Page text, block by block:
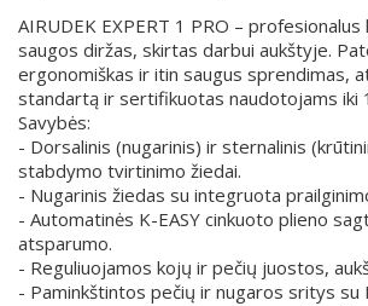
AIRUDEK EXPERT 1 PRO –
saugos diržas, skirtas darbui aukštyje.
ergonomiškas ir itin saugus sprendimas,
standartą ir sertifikuotas naudotojams iki
Savybės:
- Dorsalinis (nugarinis) ir sternalinis
stabdymo tvirtinimo žiedai.
- Nugarinis žiedas su integruota
- Automatinės K-EASY cinkuoto plieno
atsparumo.
- Reguliuojamos kojų ir pečių juostos,
- Paminkštintos pečių ir nugaros sritys su